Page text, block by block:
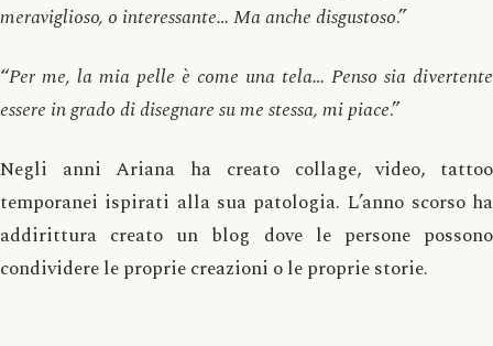
meraviglioso, o interessante… Ma anche disgustoso.”
“Per me, la mia pelle è come una tela… Penso sia divertente
essere in grado di disegnare su me stessa, mi piace.”
Negli anni Ariana ha creato collage, video, tattoo
temporanei ispirati alla sua patologia. L’anno scorso ha
addirittura creato un blog dove le persone possono
condividere le proprie creazioni o le proprie storie.